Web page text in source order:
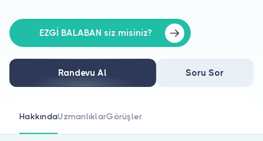
Doktorlar için
Doktor musunuz?
EZGİ BALABAN siz misiniz?
Randevu Al Soru Sor
HakkındaUzmanlıklarGörüşler